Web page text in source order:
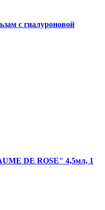
с гиалуроновой
DE ROSE" 4,5мл, 1